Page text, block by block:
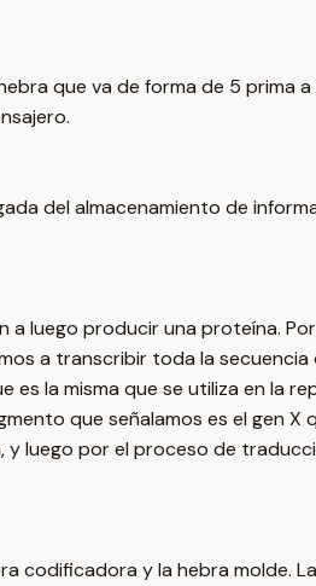
que va de forma de 5 prima a
del almacenamiento de
a luego producir una proteína.
a transcribir toda la secuencia
la misma que se utiliza en la
que señalamos es el gen X
y luego por el proceso de
codificadora y la hebra molde.